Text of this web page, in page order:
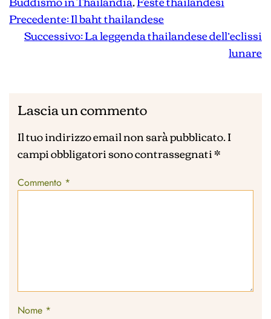
Precedente:Il baht thailandese
Successivo:La leggenda thailandese dell’eclissi
lunare
Lascia un commento
Il tuo indirizzo email non sarà pubblicato.I
campi obbligatori sono contrassegnati*
Commento *
Nome *